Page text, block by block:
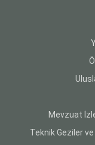
Mevzuat
Teknik Geziler